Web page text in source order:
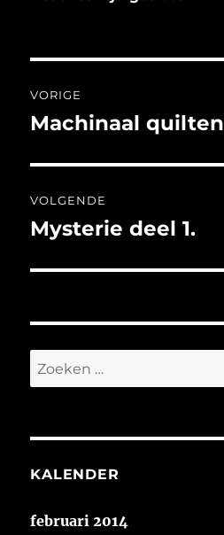
navigatie
VORIGE
Vorig
Machinaal quilten
VOLGENDE
Volgend
Mysterie deel 1.
Zoeken
naar:
KALENDER
februari 2014